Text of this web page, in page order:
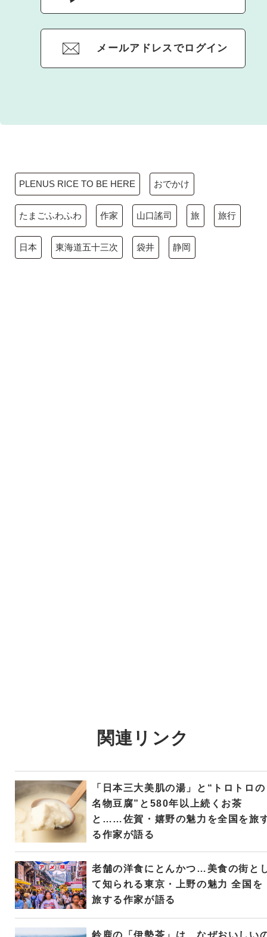
メールアドレスでログイン
PLENUS RICE TO BE HERE おでかけ
たまごふわふわ 作家 山口謠司 旅 旅行
日本 東海道五十三次 袋井 静岡
関連リンク
「日本三大美肌の湯」と“トロトロの
名物豆腐”と580年以上続くお茶
と……佐賀・嬉野の魅力を全国を旅
る作家が語る
老舗の洋食にとんかつ…美食の街と
て知られる東京・上野の魅力 全国を
旅する作家が語る
鈴鹿の「伊勢茶」は、なぜおいしい